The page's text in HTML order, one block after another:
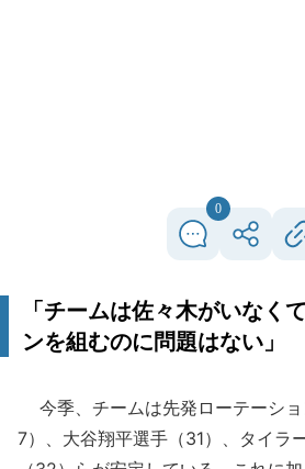
0
「チームは佐々木がいなく
ンを組むのに問題はない」
今季、チームは先発ローテーシ
7）、大谷翔平選手（31）、タイラ